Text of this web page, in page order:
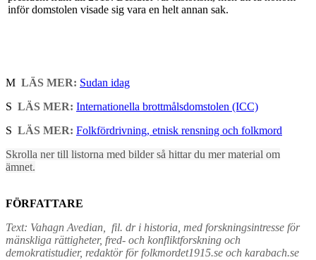
inför domstolen visade sig vara en helt annan sak.
M LÄS MER: Sudan idag
S LÄS MER: Internationella brottmålsdomstolen (ICC)
S LÄS MER: Folkfördrivning, etnisk rensning och folkmord
Skrolla ner till listorna med bilder så hittar du mer material om
ämnet.
FÖRFATTARE
Text: Vahagn Avedian, fil. dr i historia, med forskningsintresse för
mänskliga rättigheter, fred- och konfliktforskning och
demokratistudier, redaktör för folkmordet1915.se och karabach.se